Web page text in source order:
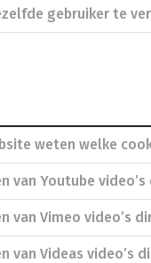
gebruiker te
weten welke
van Youtube
van Vimeo video’s
van Videas video’s